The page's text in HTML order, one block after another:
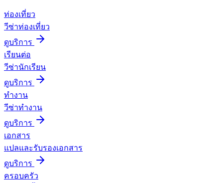
ท่องเที่ยว
วีซ่าท่องเที่ยว
ดูบริการ
เรียนต่อ
วีซ่านักเรียน
ดูบริการ
ทำงาน
วีซ่าทำงาน
ดูบริการ
เอกสาร
แปลและรับรองเอกสาร
ดูบริการ
ครอบครัว